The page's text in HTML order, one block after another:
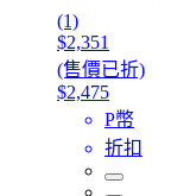
(1)
$2,351
(售價已折)
$2,475
P幣
折扣